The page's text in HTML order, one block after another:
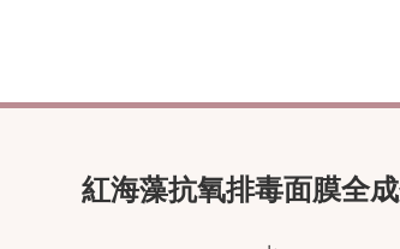
紅海藻抗氧排毒面膜全